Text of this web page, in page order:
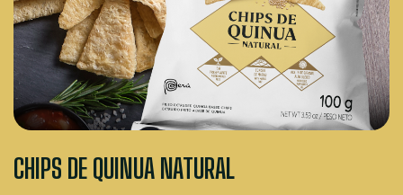
CHIPS DE QUINUA NATURAL